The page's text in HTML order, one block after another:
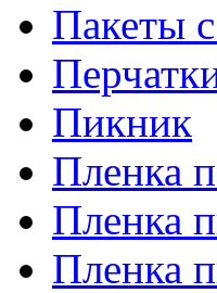
Пакеты
Пикник
Пленка
Пленка
Пленка